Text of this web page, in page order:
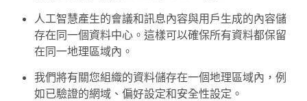
人工智慧產生的會議和訊息內容與用戶生成的內容儲
存在同一個資料中心。這樣可以確保所有資料都保留
在同一地理區域內。
我們將有關您組織的資料儲存在一個地理區域內，例
如已驗證的網域、偏好設定和安全性設定。